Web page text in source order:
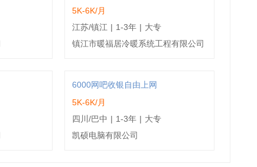
5K-6K/月
江苏/镇江 | 1-3年 | 大专
镇江市暖福居冷暖系统工程有限公司
6000网吧收银自由上网
5K-6K/月
四川/巴中 | 1-3年 | 大专
凯硕电脑有限公司